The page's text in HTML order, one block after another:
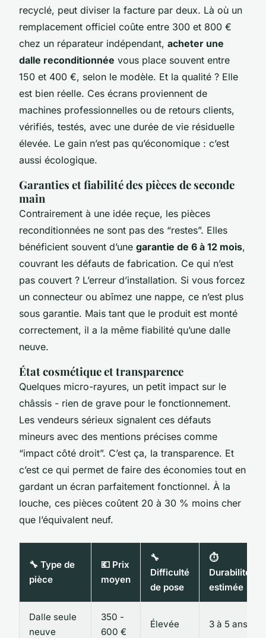
recyclé, peut diviser la facture par deux. Là où un
remplacement officiel coûte entre 300 et 800 €
chez un réparateur indépendant, acheter une
dalle reconditionnée vous place souvent entre
150 et 400 €, selon le modèle. Et la qualité ? Elle
est bien réelle. Ces écrans proviennent de
machines professionnelles ou de retours clients,
vérifiés, testés, avec une durée de vie résiduelle
élevée. Le gain n’est pas qu’économique : c’est
aussi écologique.
Garanties et fiabilité des pièces de seconde
main
Contrairement à une idée reçue, les pièces
reconditionnées ne sont pas des “restes”. Elles
bénéficient souvent d’une garantie de 6 à 12 mois,
couvrant les défauts de fabrication. Ce qui n’est
pas couvert ? L’erreur d’installation. Si vous forcez
un connecteur ou abîmez une nappe, ce n’est plus
sous garantie. Mais tant que le produit est monté
correctement, il a la même fiabilité qu’une dalle
neuve.
État cosmétique et transparence
Quelques micro-rayures, un petit impact sur le
châssis - rien de grave pour le fonctionnement.
Les vendeurs sérieux signalent ces défauts
mineurs avec des mentions précises comme
“impact côté droit”. C’est ça, la transparence. Et
c’est ce qui permet de faire des économies tout en
gardant un écran parfaitement fonctionnel. À la
louche, ces pièces coûtent 20 à 30 % moins cher
que l’équivalent neuf.
🔧 Type de
pièce
💶 Prix
moyen
🔧
Difficulté
de pose
⏱️
Durabilité
estimée
Dalle seule
neuve
350 -
600 €
Élevée 3 à 5 ans